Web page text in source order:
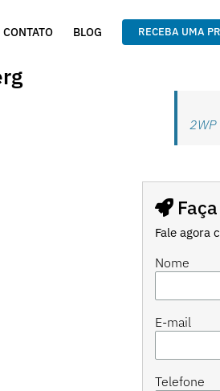
CONTATO BLOG RECEBA UMA
2WP
Fale agora
Nome
E-mail
Telefone